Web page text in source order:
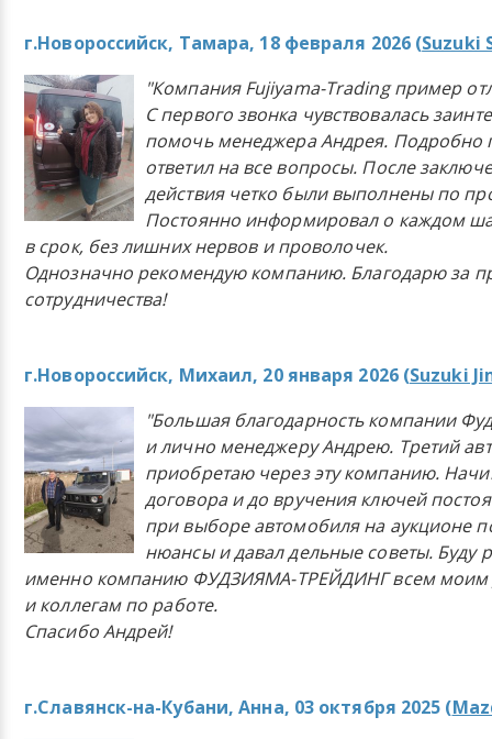
г.Новороссийск, Тамара, 18 февраля 2026 (Suzuki
"Компания Fujiyama-Trading пример
С первого звонка чувствовалась
помочь менеджера Андрея. Подробно
ответил на все вопросы. После
действия четко были выполнены по
Постоянно информировал о каждом
в срок, без лишних нервов и проволочек.
Однозначно рекомендую компанию. Благодарю за
сотрудничества!
г.Новороссийск, Михаил, 20 января 2026 (Suzuki
"Большая благодарность компании
и лично менеджеру Андрею. Третий
приобретаю через эту компанию.
договора и до вручения ключей
при выборе автомобиля на аукционе
нюансы и давал дельные советы. Буду
именно компанию ФУДЗИЯМА-ТРЕЙДИНГ всем моим
и коллегам по работе.
Спасибо Андрей!
г.Славянск-на-Кубани, Анна, 03 октября 2025 (